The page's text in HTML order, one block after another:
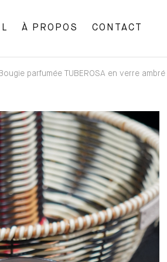
À PROPOS CONTACT
parfumée TUBEROSA en verre